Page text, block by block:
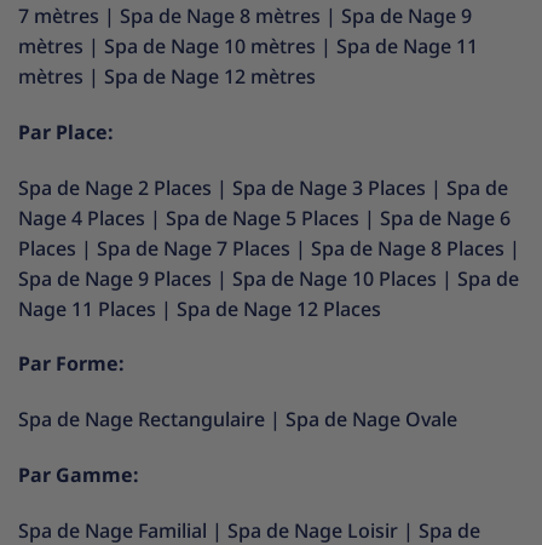
7 mètres | Spa de Nage 8 mètres | Spa de Nage 9
mètres | Spa de Nage 10 mètres | Spa de Nage 11
mètres | Spa de Nage 12 mètres
Par Place:
Spa de Nage 2 Places | Spa de Nage 3 Places | Spa de
Nage 4 Places | Spa de Nage 5 Places | Spa de Nage 6
Places | Spa de Nage 7 Places | Spa de Nage 8 Places |
Spa de Nage 9 Places | Spa de Nage 10 Places | Spa de
Nage 11 Places | Spa de Nage 12 Places
Par Forme:
Spa de Nage Rectangulaire | Spa de Nage Ovale
Par Gamme:
Spa de Nage Familial | Spa de Nage Loisir | Spa de